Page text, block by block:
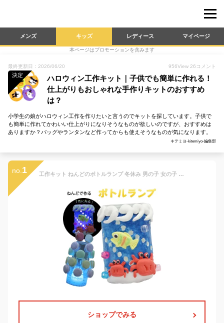
メンズ キッズ レディース マイページ
本ページはプロモーションを含みます
最終更新日：2026/06/20 956View 26 コメント
決定
ハロウィン工作キット｜子供でも簡単に作れる！
仕上がりもおしゃれな手作りキットのおすすめ
は？
小学生の娘がハロウィン工作を作りたいと言うのでキットを探しています。子供で
も簡単に作れてかわいい仕上がりになりそうなものが欲しいのですが、おすすめは
ありますか？バッグやランタンなど作ってからも使えそうなものが気になります。
キテミヨ-kitemiyo-編集部
no. 1 工作キット ねんどのボトルランプ 冬休み 男の子 女の子 小学生 低学年 高学年 子供 幼児 大人 子供会 クリスマス
ショップでみる